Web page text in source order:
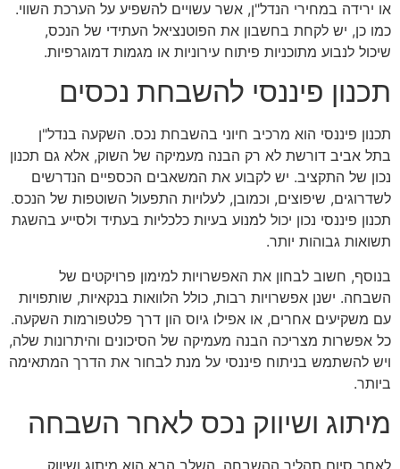
או ירידה במחירי הנדל"ן, אשר עשויים להשפיע על הערכת השווי.
כמו כן, יש לקחת בחשבון את הפוטנציאל העתידי של הנכס,
שיכול לנבוע מתוכניות פיתוח עירוניות או מגמות דמוגרפיות.
תכנון פיננסי להשבחת נכסים
תכנון פיננסי הוא מרכיב חיוני בהשבחת נכס. השקעה בנדל"ן
בתל אביב דורשת לא רק הבנה מעמיקה של השוק, אלא גם תכנון
נכון של התקציב. יש לקבוע את המשאבים הכספיים הנדרשים
לשדרוגים, שיפוצים, וכמובן, לעלויות התפעול השוטפות של הנכס.
תכנון פיננסי נכון יכול למנוע בעיות כלכליות בעתיד ולסייע בהשגת
תשואות גבוהות יותר.
בנוסף, חשוב לבחון את האפשרויות למימון פרויקטים של
השבחה. ישנן אפשרויות רבות, כולל הלוואות בנקאיות, שותפויות
עם משקיעים אחרים, או אפילו גיוס הון דרך פלטפורמות השקעה.
כל אפשרות מצריכה הבנה מעמיקה של הסיכונים והיתרונות שלה,
ויש להשתמש בניתוח פיננסי על מנת לבחור את הדרך המתאימה
ביותר.
מיתוג ושיווק נכס לאחר השבחה
לאחר סיום תהליך ההשבחה, השלב הבא הוא מיתוג ושיווק